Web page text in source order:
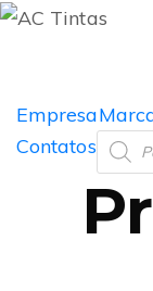
Empresa
Contatos